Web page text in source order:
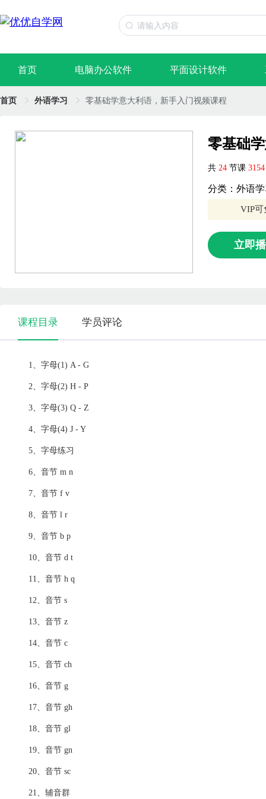
首页 电脑办公软件 平面设计软件
首页 外语学习 零基础学意大利语，新手入门视频课程
零基础
共 24 节课
分类：外语
VIP可
立即
课程目录 学员评论
1、字母(1) A - G
2、字母(2) H - P
3、字母(3) Q - Z
4、字母(4) J - Y
5、字母练习
6、音节 m n
7、音节 f v
8、音节 l r
9、音节 b p
10、音节 d t
11、音节 h q
12、音节 s
13、音节 z
14、音节 c
15、音节 ch
16、音节 g
17、音节 gh
18、音节 gl
19、音节 gn
20、音节 sc
21、辅音群